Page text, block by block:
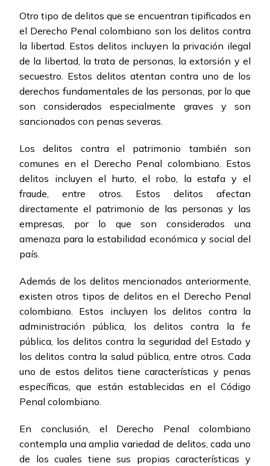
Otro tipo de delitos que se encuentran tipificados en
el Derecho Penal colombiano son los delitos contra
la libertad. Estos delitos incluyen la privación ilegal
de la libertad, la trata de personas, la extorsión y el
secuestro. Estos delitos atentan contra uno de los
derechos fundamentales de las personas, por lo que
son considerados especialmente graves y son
sancionados con penas severas.
Los delitos contra el patrimonio también son
comunes en el Derecho Penal colombiano. Estos
delitos incluyen el hurto, el robo, la estafa y el
fraude, entre otros. Estos delitos afectan
directamente el patrimonio de las personas y las
empresas, por lo que son considerados una
amenaza para la estabilidad económica y social del
país.
Además de los delitos mencionados anteriormente,
existen otros tipos de delitos en el Derecho Penal
colombiano. Estos incluyen los delitos contra la
administración pública, los delitos contra la fe
pública, los delitos contra la seguridad del Estado y
los delitos contra la salud pública, entre otros. Cada
uno de estos delitos tiene características y penas
específicas, que están establecidas en el Código
Penal colombiano.
En conclusión, el Derecho Penal colombiano
contempla una amplia variedad de delitos, cada uno
de los cuales tiene sus propias características y